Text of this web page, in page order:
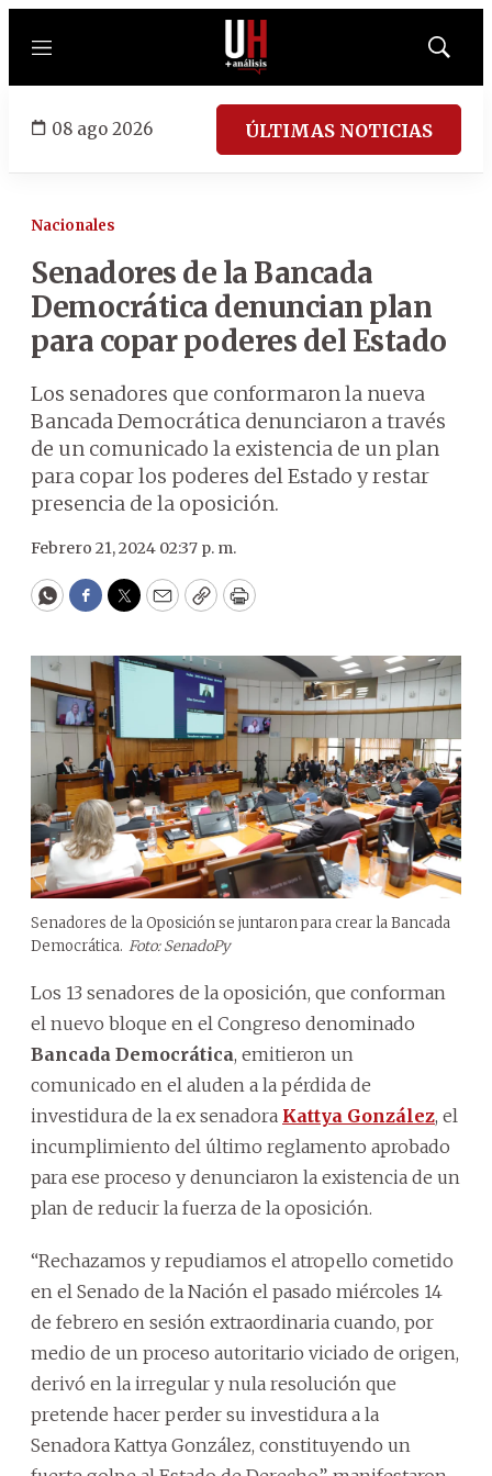
Menú
Mostrar
08 ago 2026 ÚLTIMAS NOTICIAS
Nacionales
Senadores de la Bancada
Democrática denuncian plan
para copar poderes del Estado
Los senadores que conformaron la nueva
Bancada Democrática denunciaron a través
de un comunicado la existencia de un plan
para copar los poderes del Estado y restar
presencia de la oposición.
Febrero 21, 2024 02:37 p. m.
WhatsApp
Facebook
Twitter
EmailCopyPrint
Senadores de la Oposición se juntaron para crear la Bancada
Democrática. Foto: SenadoPy
Los 13 senadores de la oposición, que conforman
el nuevo bloque en el Congreso denominado
Bancada Democrática, emitieron un
comunicado en el aluden a la pérdida de
investidura de la ex senadora Kattya González, el
incumplimiento del último reglamento aprobado
para ese proceso y denunciaron la existencia de un
plan de reducir la fuerza de la oposición.
“Rechazamos y repudiamos el atropello cometido
en el Senado de la Nación el pasado miércoles 14
de febrero en sesión extraordinaria cuando, por
medio de un proceso autoritario viciado de origen,
derivó en la irregular y nula resolución que
pretende hacer perder su investidura a la
Senadora Kattya González, constituyendo un